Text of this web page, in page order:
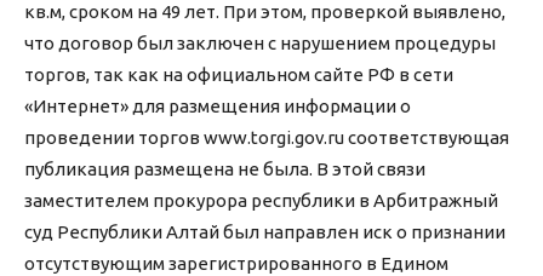
кв.м, сроком на 49 лет. При этом, проверкой выявлено,
что договор был заключен с нарушением процедуры
торгов, так как на официальном сайте РФ в сети
«Интернет» для размещения информации о
проведении торгов www.torgi.gov.ru соответствующая
публикация размещена не была. В этой связи
заместителем прокурора республики в Арбитражный
суд Республики Алтай был направлен иск о признании
отсутствующим зарегистрированного в Едином